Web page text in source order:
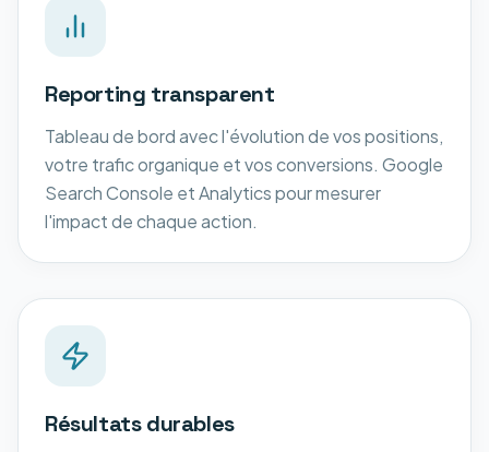
Reporting transparent
Tableau de bord avec l'évolution de vos positions,
votre trafic organique et vos conversions. Google
Search Console et Analytics pour mesurer
l'impact de chaque action.
Résultats durables